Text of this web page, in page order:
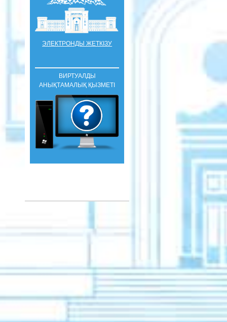
ЭЛЕКТРОНДЫ ЖЕТКІЗУ
ВИРТУАЛДЫ
АНЫҚТАМАЛЫҚ ҚЫЗМЕТІ